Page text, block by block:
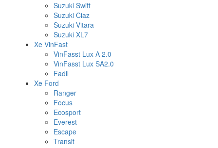
Suzuki Swift
Suzuki Ciaz
Suzuki Vitara
Suzuki XL7
Xe VinFast
VinFasst Lux A 2.0
VinFasst Lux SA2.0
Fadil
Xe Ford
Ranger
Focus
Ecosport
Everest
Escape
Transit